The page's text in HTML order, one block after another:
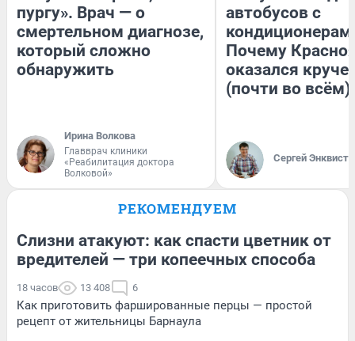
пургу». Врач — о
смертельном диагнозе,
который сложно
обнаружить
Ирина Волкова
Главврач клиники
«Реабилитация доктора
Волковой»
автобусов с
Почему
оказался
(почти во всём)
Сергей Энквист
РЕКОМЕНДУЕМ
Слизни атакуют: как спасти цветник от
вредителей — три копеечных способа
18 часов 13 408 6
Как приготовить фаршированные перцы — простой
рецепт от жительницы Барнаула